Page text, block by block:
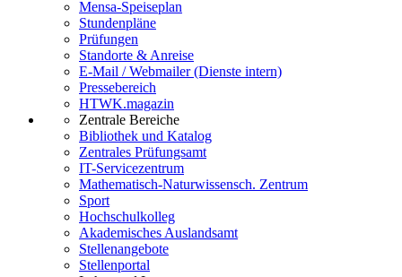
Mensa-Speiseplan
Stundenpläne
Prüfungen
Standorte & Anreise
E-Mail / Webmailer (Dienste intern)
Pressebereich
HTWK.magazin
Zentrale Bereiche
Bibliothek und Katalog
Zentrales Prüfungsamt
IT-Servicezentrum
Mathematisch-Naturwissensch. Zentrum
Sport
Hochschulkolleg
Akademisches Auslandsamt
Stellenangebote
Stellenportal